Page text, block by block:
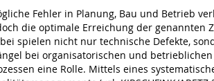
Fehler in Planung, Bau und Betrieb
die optimale Erreichung der genannten
spielen nicht nur technische Defekte,
bei organisatorischen und betrieblichen
eine Rolle. Mittels eines